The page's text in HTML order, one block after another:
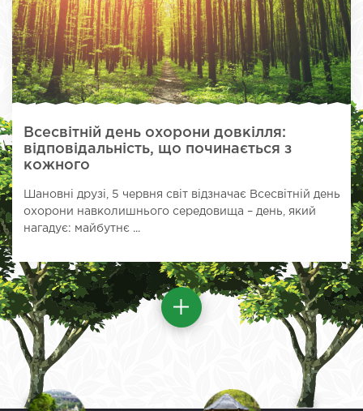
Всесвітній день охорони довкілля:
відповідальність, що починається з
кожного
Шановні друзі, 5 червня світ відзначає Всесвітній день
охорони навколишнього середовища – день, який
нагадує: майбутнє ...